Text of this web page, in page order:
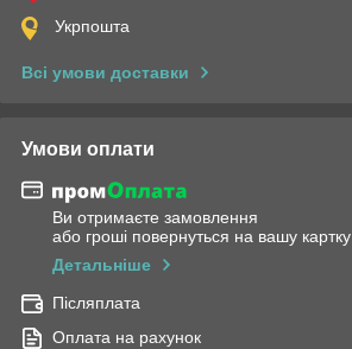
Укрпошта
Всі умови доставки
Умови оплати
Ви отримаєте замовлення
або гроші повернуться на вашу картку
Детальніше
Післяплата
Оплата на рахунок